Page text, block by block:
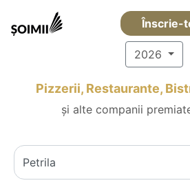
Înscrie-
2026
Pizzerii, Restaurante,
și alte companii